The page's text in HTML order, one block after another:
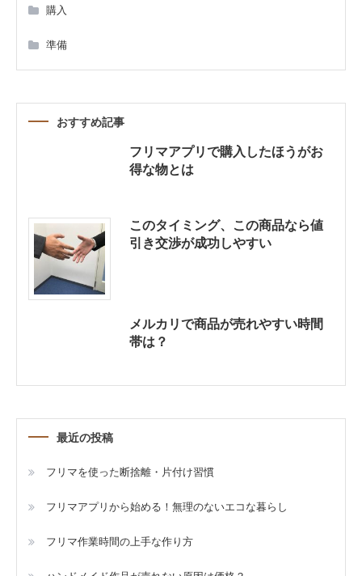
ン
購入
準備
おすすめ記事
フリマアプリで購入したほうがお
得な物とは
このタイミング、この商品なら値
引き交渉が成功しやすい
メルカリで商品が売れやすい時間
帯は？
最近の投稿
フリマを使った断捨離・片付け習慣
フリマアプリから始める！無理のないエコな暮らし
フリマ作業時間の上手な作り方